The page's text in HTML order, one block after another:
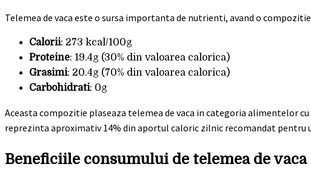
Telemea de vaca este o sursa importanta de nutrienti, avand o
Calorii: 273 kcal/100g
Proteine: 19.4g (30% din valoarea calorica)
Grasimi: 20.4g (70% din valoarea calorica)
Carbohidrati: 0g
Aceasta compozitie plaseaza telemea de vaca in categoria alimentelor cu
reprezinta aproximativ 14% din aportul caloric zilnic recomandat pentru
Beneficiile consumului de telemea de vaca